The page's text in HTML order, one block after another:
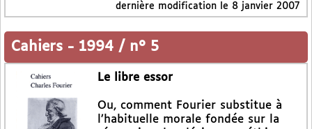
dernière modification le 8 janvier 2007
Cahiers - 1994 / n° 5
Le libre essor
Ou, comment Fourier substitue à
l’habituelle morale fondée sur la